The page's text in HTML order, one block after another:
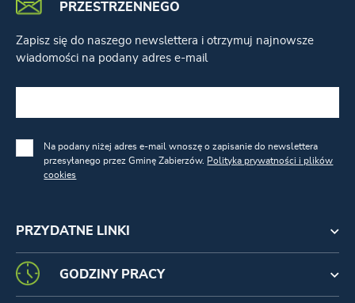
PRZYDATNE LINKI
PRZESTRZENNEGO
Zapisz się do naszego newslettera i otrzymuj najnowsze
wiadomości na podany adres e-mail
Na podany niżej adres e-mail wnoszę o zapisanie do newslettera
przesyłanego przez Gminę Zabierzów. Polityka prywatności i plików
cookies
GODZINY PRACY